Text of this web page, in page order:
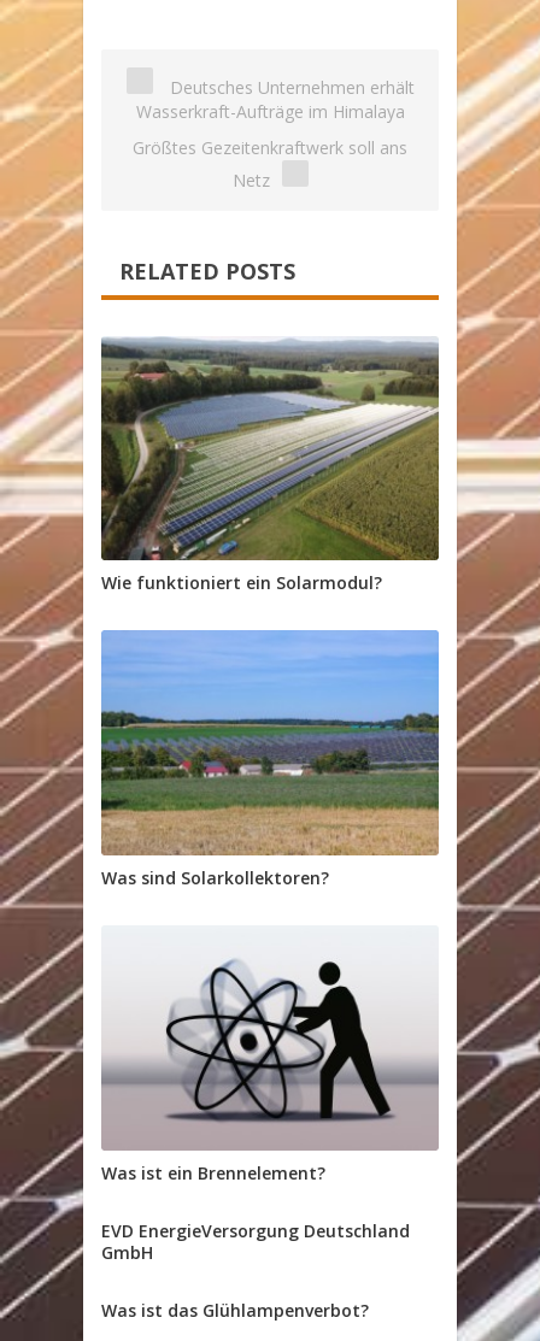
Energiemanagement
Deutsches Unternehmen erhält
Wasserkraft-Aufträge im Himalaya
Größtes Gezeitenkraftwerk soll ans
Netz
RELATED POSTS
Wie funktioniert ein Solarmodul?
Was sind Solarkollektoren?
Was ist ein Brennelement?
EVD EnergieVersorgung Deutschland
GmbH
Was ist das Glühlampenverbot?